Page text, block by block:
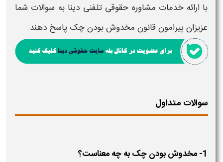
با ارائه خدمات مشاوره حقوقی تلفنی دینا به سوالات شما
عزیزان پیرامون قانون مخدوش بودن چک پاسخ دهند.
سوالات متداول
1- مخدوش بودن چک به چه معناست؟